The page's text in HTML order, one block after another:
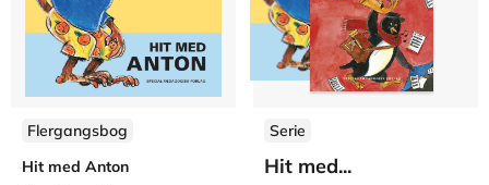
Flergangsbog
Hit med Anton
Serie
Hit med...